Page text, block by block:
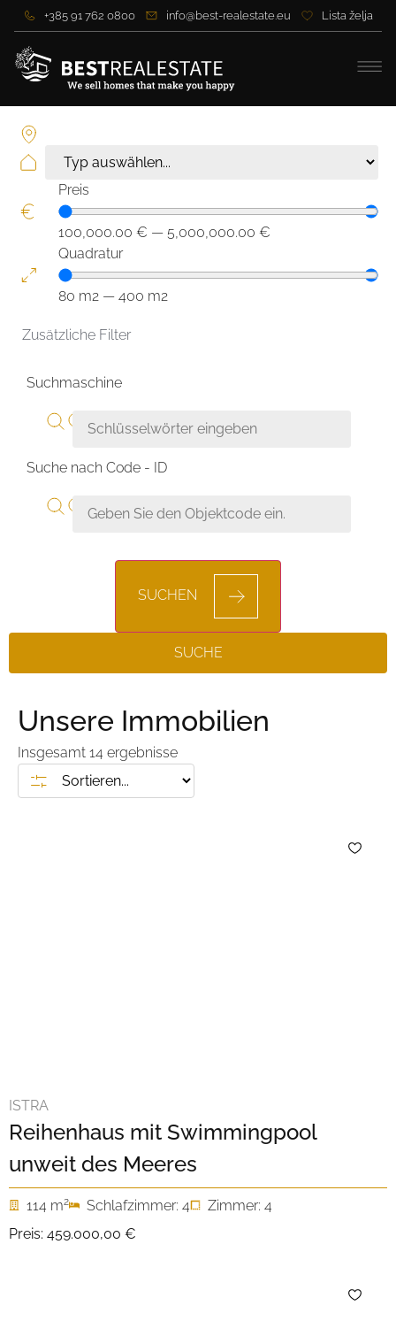
+385 91 762 0800 info@best-realestate.eu Lista želja
Preis
100,000.00 € —5,000,000.00 €
Quadratur
80 m2 —400 m2
Zusätzliche Filter
Suchmaschine
Suche nach Code - ID
SUCHEN
SUCHE
Unsere Immobilien
Insgesamt 14 ergebnisse
ISTRA
Reihenhaus mit Swimmingpool
unweit des Meeres
114 m2 Schlafzimmer: 4
Zimmer: 4
Preis: 459.000,00 €